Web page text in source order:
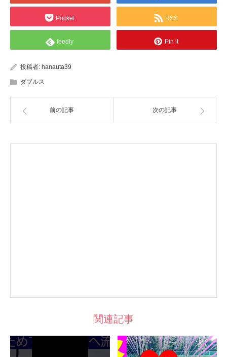
Pocket RSS
feedly Pin it
投稿者: hanauta39
ダブルス
前の記事 次の記事
関連記事